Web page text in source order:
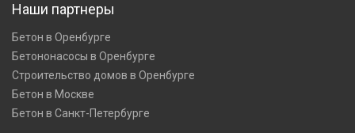
Наши партнеры
Бетон в Оренбурге
Бетононасосы в Оренбурге
Строительство домов в Оренбурге
Бетон в Москве
Бетон в Санкт-Петербурге